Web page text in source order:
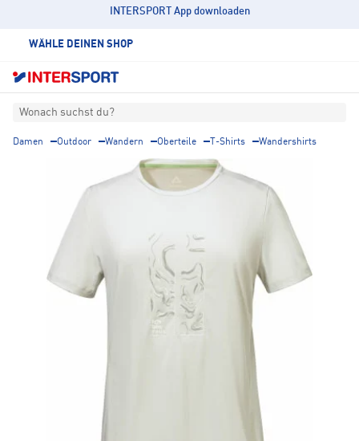
INTERSPORT App downloaden
WÄHLE DEINEN SHOP
Wonach suchst du?
Damen Outdoor Wandern Oberteile T-Shirts Wandershirts